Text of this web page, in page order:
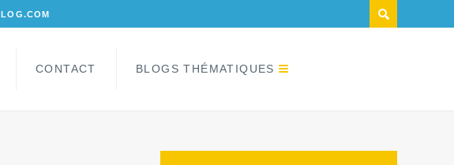
CONTACT BLOGS THÉMATIQUES